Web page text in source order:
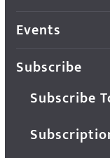
Events
Subscribe
Subscribe